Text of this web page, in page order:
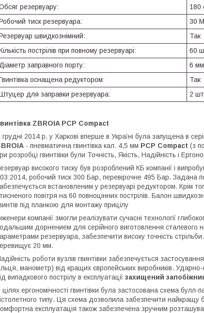
резервуару:
180
тиск резервуара:
30
швидкознімний:
Так
пострілів при повному резервуарі:
60
Діаметр заправного порту:
6 мм
оснащена редуктором:
Так
для заправки резервуара:
2
ZBROIA PCP Compact
грудні 2014 р. у Харкові вперше в Україні була запущена в
- пневматична гвинтівка кал. 4,5 мм PCP Compact (з
розробці гвинтівки були Точність, Якість, Надійність і
високого тиску був розроблений КБ компанії і
робочий тиск 300 Бар, перевірочне 495 Бар. Задана
встановленим у резервуарі редуктором. Крім
повітря на 60 повноцінних пострілів. Балон
під планкою для монтажу прицілу
компанії змогли реалізувати сучасні технології
дорнением для серійного виготовлення сталевого
резервуара, забезпечити високу точність
20 мм.
роботи вузлів гвинтівки забезпечується
манометр) від кращих європейських виробників. Ударно-
випадкового пострілу в експлуатації захищений
цілях ергономічності гвинтівки була застосована схема
типу. Ця схема дозволила забезпечити найкращу
експлуатація також забезпечена зручним